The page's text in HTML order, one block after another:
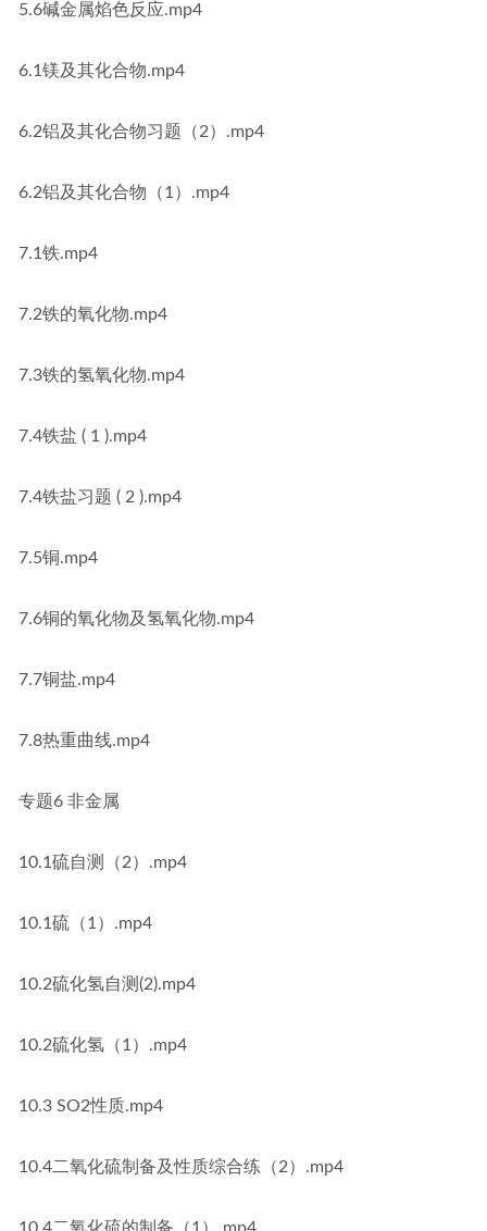
5.6碱金属焰色反应.mp4
6.1镁及其化合物.mp4
6.2铝及其化合物习题（2）.mp4
6.2铝及其化合物（1）.mp4
7.1铁.mp4
7.2铁的氧化物.mp4
7.3铁的氢氧化物.mp4
7.4铁盐 ( 1 ).mp4
7.4铁盐习题 ( 2 ).mp4
7.5铜.mp4
7.6铜的氧化物及氢氧化物.mp4
7.7铜盐.mp4
7.8热重曲线.mp4
专题6 非金属
10.1硫自测（2）.mp4
10.1硫（1）.mp4
10.2硫化氢自测(2).mp4
10.2硫化氢（1）.mp4
10.3 SO2性质.mp4
10.4二氧化硫制备及性质综合练（2）.mp4